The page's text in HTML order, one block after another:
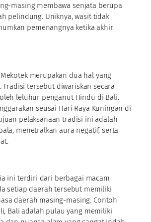
masing membawa senjata berupa
pelindung. Uniknya, wasit tidak
pemenangnya ketika akhir
merupakan dua hal yang
Tradisi tersebut diwariskan secara
leluhur penganut Hindu di Bali.
seusai Hari Raya Kuningan di
pelaksanaan tradisi ini adalah
menetralkan aura negatif, serta
ini terdiri dari berbagai macam
setiap daerah tersebut memiliki
daerah masing-masing. Contoh
Bali adalah pulau yang memiliki